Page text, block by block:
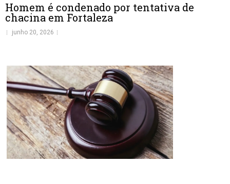
Homem é condenado por tentativa de
chacina em Fortaleza
junho 20, 2026